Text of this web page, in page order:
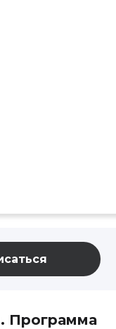
Программа